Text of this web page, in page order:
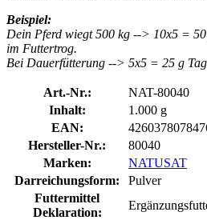
Beispiel:
Dein Pferd wiegt 500 kg --> 10x5 =
im Futtertrog.
Bei Dauerfütterung --> 5x5 = 25 g
Art.-Nr.:
NAT-80040
Inhalt:
1.000 g
EAN:
Hersteller-Nr.:
80040
Marken:
NATUSAT
Darreichungsform:
Pulver
Futtermittel
Deklaration: